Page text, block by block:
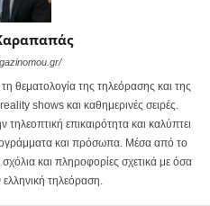
θεματολογία της τηλεόρασης και της
shows και καθημερινές σειρές.
τηλεοπτική επικαιρότητα και καλύπτει
και πρόσωπα. Μέσα από το
και πληροφορίες σχετικά με όσα
τηλεόραση.